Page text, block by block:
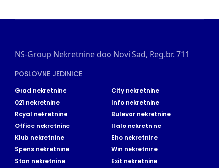
NS-Group Nekretnine doo Novi Sad, Reg.br. 711
POSLOVNE JEDINICE
Grad nekretnine
City nekretnine
021 nekretnine
Info nekretnine
Royal nekretnine
Bulevar nekretnine
Office nekretnine
Halo nekretnine
Klub nekretnine
Eho nekretnine
Spens nekretnine
Win nekretnine
Stan nekretnine
Exit nekretnine